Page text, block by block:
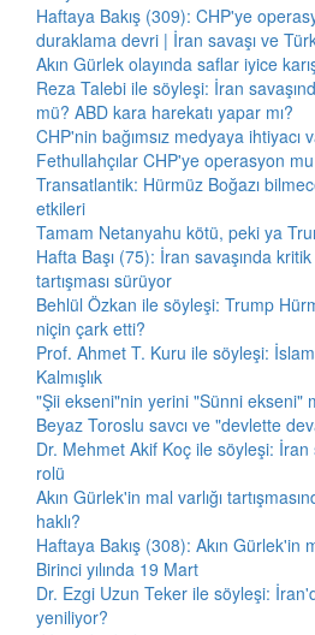
Haftaya Bakış (309): CHP'ye
duraklama devri | İran savaşı ve
Akın Gürlek olayında saflar iyice
Reza Talebi ile söyleşi: İran
mü? ABD kara harekatı yapar mı?
CHP'nin bağımsız medyaya ihtiyacı
Fethullahçılar CHP'ye operasyon
Transatlantik: Hürmüz Boğazı
etkileri
Tamam Netanyahu kötü, peki ya
Hafta Başı (75): İran savaşında
tartışması sürüyor
Behlül Özkan ile söyleşi: Trump
niçin çark etti?
Prof. Ahmet T. Kuru ile söyleşi:
Kalmışlık
"Şii ekseni"nin yerini "Sünni ekseni"
Beyaz Toroslu savcı ve "devlette
Dr. Mehmet Akif Koç ile söyleşi: İran
rolü
Akın Gürlek'in mal varlığı
haklı?
Haftaya Bakış (308): Akın Gürlek'in
Birinci yılında 19 Mart
Dr. Ezgi Uzun Teker ile söyleşi:
yeniliyor?